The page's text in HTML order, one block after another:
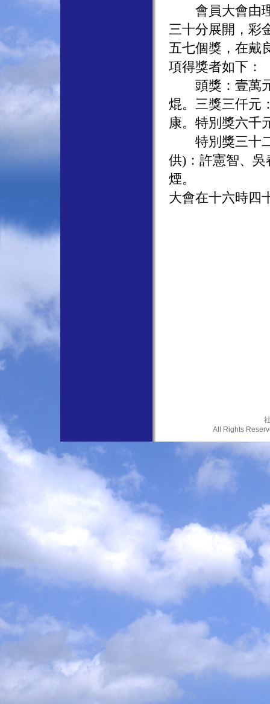
會員大會由理
三十分展開，彩
五七個獎，在戴
項得獎者如下：
頭獎：壹萬元
焜。三獎三仟元
康。特別獎六千
特別獎三十二
供)：許憲智、
煙。
大會在十六時四
All Rights